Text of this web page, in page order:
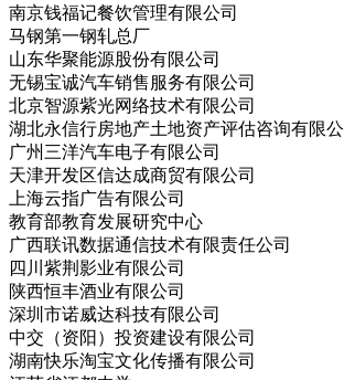
南京钱福记餐饮管理有限公司
马钢第一钢轧总厂
山东华聚能源股份有限公司
无锡宝诚汽车销售服务有限公司
北京智源紫光网络技术有限公司
湖北永信行房地产土地资产评估咨询有限公
广州三洋汽车电子有限公司
天津开发区信达成商贸有限公司
上海云指广告有限公司
教育部教育发展研究中心
广西联讯数据通信技术有限责任公司
四川紫荆影业有限公司
陕西恒丰酒业有限公司
深圳市诺威达科技有限公司
中交（资阳）投资建设有限公司
湖南快乐淘宝文化传播有限公司